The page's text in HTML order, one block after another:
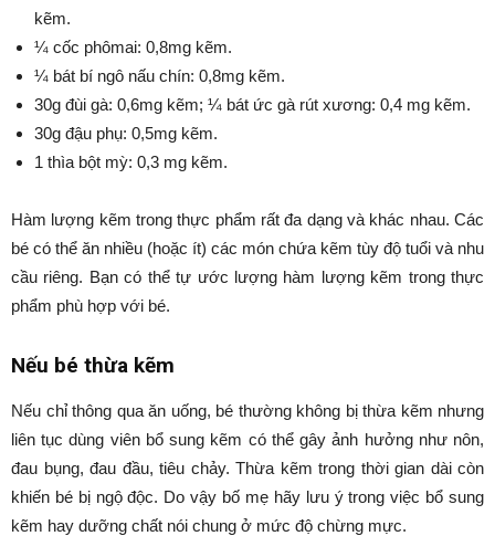
kẽm.
¼ cốc phômai: 0,8mg kẽm.
¼ bát bí ngô nấu chín: 0,8mg kẽm.
30g đùi gà: 0,6mg kẽm; ¼ bát ức gà rút xương: 0,4 mg kẽm.
30g đậu phụ: 0,5mg kẽm.
1 thìa bột mỳ: 0,3 mg kẽm.
Hàm lượng kẽm trong thực phẩm rất đa dạng và khác nhau. Các
bé có thể ăn nhiều (hoặc ít) các món chứa kẽm tùy độ tuổi và nhu
cầu riêng. Bạn có thể tự ước lượng hàm lượng kẽm trong thực
phẩm phù hợp với bé.
Nếu bé thừa kẽm
Nếu chỉ thông qua ăn uống, bé thường không bị thừa kẽm nhưng
liên tục dùng viên bổ sung kẽm có thể gây ảnh hưởng như nôn,
đau bụng, đau đầu, tiêu chảy. Thừa kẽm trong thời gian dài còn
khiến bé bị ngộ độc. Do vậy bố mẹ hãy lưu ý trong việc bổ sung
kẽm hay dưỡng chất nói chung ở mức độ chừng mực.